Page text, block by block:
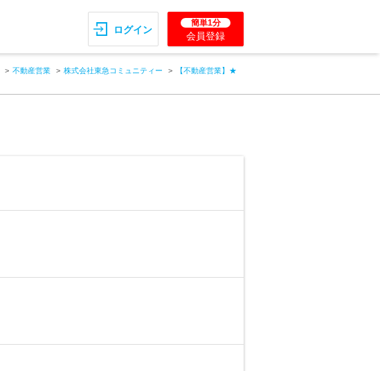
ログイン
簡単1分
会員登録
不動産営業 株式会社東急コミュニティー
【不動産営業】★